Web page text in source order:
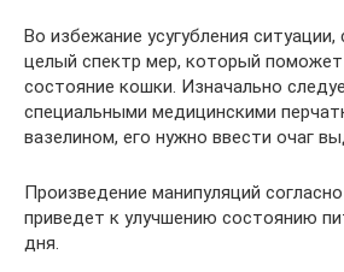
Во избежание усугубления ситуации,
целый спектр мер, который поможет
состояние кошки. Изначально
специальными медицинскими
вазелином, его нужно ввести очаг
Произведение манипуляций
приведет к улучшению состоянию
дня.